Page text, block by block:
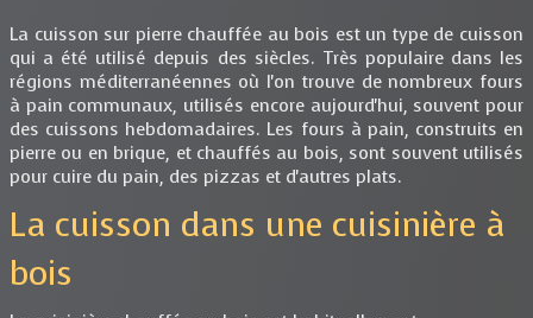
La cuisson sur pierre chauffée au bois est un type de cuisson
qui a été utilisé depuis des siècles. Très populaire dans les
régions méditerranéennes où l'on trouve de nombreux fours
à pain communaux, utilisés encore aujourd'hui, souvent pour
des cuissons hebdomadaires. Les fours à pain, construits en
pierre ou en brique, et chauffés au bois, sont souvent utilisés
pour cuire du pain, des pizzas et d'autres plats.
La cuisson dans une cuisinière à
bois